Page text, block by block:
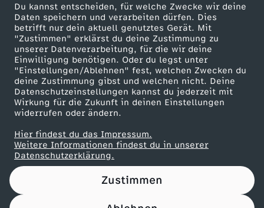
Du kannst entscheiden, für welche Zwecke wir deine
Daten speichern und verarbeiten dürfen. Dies
betrifft nur dein aktuell genutztes Gerät. Mit
"Zustimmen" erklärst du deine Zustimmung zu
unserer Datenverarbeitung, für die wir deine
Einwilligung benötigen. Oder du legst unter
"Einstellungen/Ablehnen" fest, welchen Zwecken du
deine Zustimmung gibst und welchen nicht. Deine
Datenschutzeinstellungen kannst du jederzeit mit
Wirkung für die Zukunft in deinen Einstellungen
widerrufen oder ändern.
Hier findest du das Impressum.
Weitere Informationen findest du in unserer
Datenschutzerklärung.
Zustimmen
e
r
e
G
r
u
ZDF goes Schule
Werbefernsehen
Mainzelmännchen
Partner